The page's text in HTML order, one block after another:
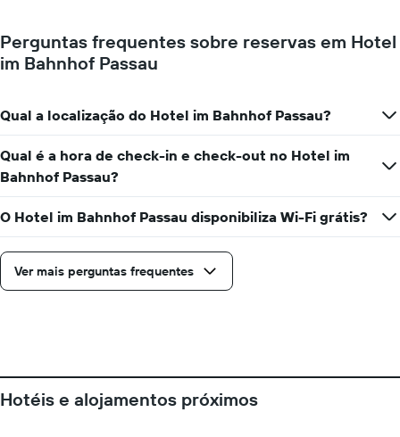
Perguntas frequentes sobre reservas em Hotel
im Bahnhof Passau
Qual a localização do Hotel im Bahnhof Passau?
Qual é a hora de check-in e check-out no Hotel im
Bahnhof Passau?
O Hotel im Bahnhof Passau disponibiliza Wi-Fi grátis?
Ver mais perguntas frequentes
Hotéis e alojamentos próximos